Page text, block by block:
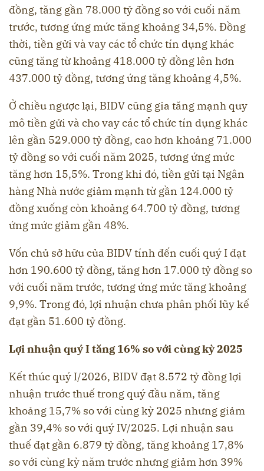
đồng, tăng gần 78.000 tỷ đồng so với cuối năm
trước, tương ứng mức tăng khoảng 34,5%. Đồng
thời, tiền gửi và vay các tổ chức tín dụng khác
cũng tăng từ khoảng 418.000 tỷ đồng lên hơn
437.000 tỷ đồng, tương ứng tăng khoảng 4,5%.
Ở chiều ngược lại, BIDV cũng gia tăng mạnh quy
mô tiền gửi và cho vay các tổ chức tín dụng khác
lên gần 529.000 tỷ đồng, cao hơn khoảng 71.000
tỷ đồng so với cuối năm 2025, tương ứng mức
tăng hơn 15,5%. Trong khi đó, tiền gửi tại Ngân
hàng Nhà nước giảm mạnh từ gần 124.000 tỷ
đồng xuống còn khoảng 64.700 tỷ đồng, tương
ứng mức giảm gần 48%.
Vốn chủ sở hữu của BIDV tính đến cuối quý I đạt
hơn 190.600 tỷ đồng, tăng hơn 17.000 tỷ đồng so
với cuối năm trước, tương ứng mức tăng khoảng
9,9%. Trong đó, lợi nhuận chưa phân phối lũy kế
đạt gần 51.600 tỷ đồng.
Lợi nhuận quý I tăng 16% so với cùng kỳ 2025
Kết thúc quý I/2026, BIDV đạt 8.572 tỷ đồng lợi
nhuận trước thuế trong quý đầu năm, tăng
khoảng 15,7% so với cùng kỳ 2025 nhưng giảm
gần 39,4% so với quý IV/2025. Lợi nhuận sau
thuế đạt gần 6.879 tỷ đồng, tăng khoảng 17,8%
so với cùng kỳ năm trước nhưng giảm hơn 39%